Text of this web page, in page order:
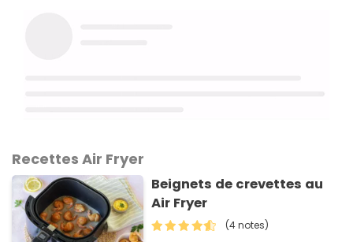
Recettes Air Fryer
Beignets de crevettes au
Air Fryer
(4 notes)